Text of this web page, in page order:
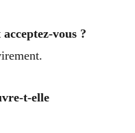
vous ?
t-elle